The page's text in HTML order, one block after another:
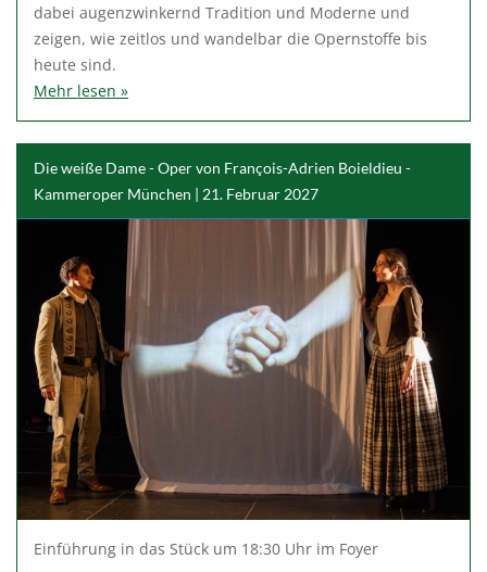
dabei augenzwinkernd Tradition und Moderne und
zeigen, wie zeitlos und wandelbar die Opernstoffe bis
heute sind.
Mehr lesen »
Die weiße Dame - Oper von François-Adrien Boieldieu -
Kammeroper München | 21. Februar 2027
Einführung in das Stück um 18:30 Uhr im Foyer